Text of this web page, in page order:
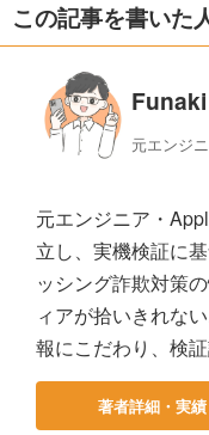
この記事を書いた
元エンジ
元エンジニア・
立し、実機検証に
ッシング詐欺対策
ィアが拾いきれな
報にこだわり、検
著者詳細・実績